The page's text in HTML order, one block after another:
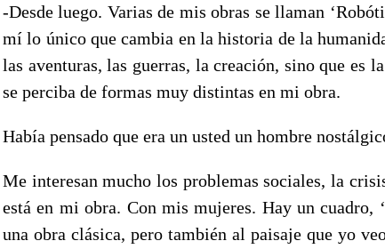
-Desde luego. Varias de mis obras se llaman
mí lo único que cambia en la historia de la
las aventuras, las guerras, la creación, sino que es
se perciba de formas muy distintas en mi obra.
Había pensado que era un usted un hombre
Me interesan mucho los problemas sociales, la
está en mi obra. Con mis mujeres. Hay un cuadro,
una obra clásica, pero también al paisaje que yo